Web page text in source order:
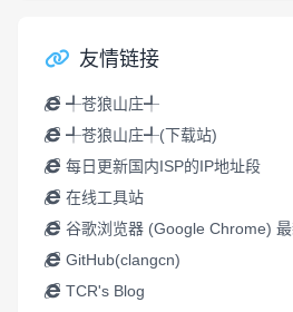
友情链接
╃苍狼山庄╃
╃苍狼山庄╃(下载站)
每日更新国内ISP的IP地址段
在线工具站
谷歌浏览器 (Google Chrome)
GitHub(clangcn)
TCR's Blog